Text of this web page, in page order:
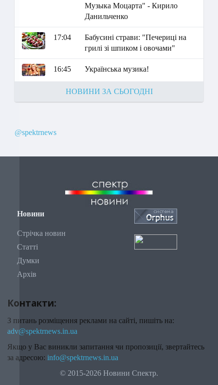
Музыка Моцарта" - Кирило
Данильченко
17:04
Бабусині страви: "Печериці на
грилі зі шпиком і овочами"
16:45 Українська музика!
НОВИНИ ЗА СЬОГОДНІ
@spektrnews
Новини
Стрічка новин
Статті
Думки
Архів
Контакти:
З питань розміщення реклами на сайті, пишіть на:
adv@spektrnews.in.ua
Якщо у Вас виникли запитання чи пропозиції, звертайтесь
за адресою: info@spektrnews.in.ua
© 2015-2026 Новини Спектр.